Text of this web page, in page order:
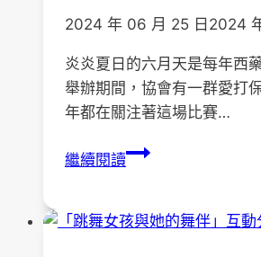
2024 年 06 月 25 日 2024
炎炎夏日的六月天是每年西
舉辦期間，協會有一群愛打
年都在關注著這場比賽…
繼續閱讀《西
保